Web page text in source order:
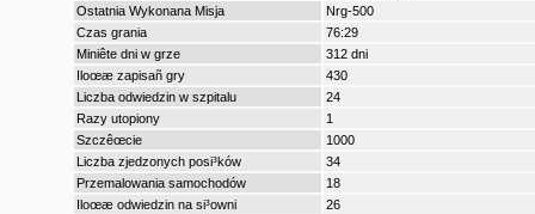
Ostatnia Wykonana Misja
Nrg-500
Czas grania
76:29
Miniête dni w grze
312 dni
Iloœæ zapisañ gry
430
Liczba odwiedzin w szpitalu
24
Razy utopiony
1
Szczêœcie
1000
Liczba zjedzonych posi³ków
34
Przemalowania samochodów
18
Iloœæ odwiedzin na si³owni
26